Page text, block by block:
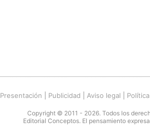
Presentación Publicidad Aviso legal
Copyright © 2011 - 2026. Todos los
Editorial Conceptos. El pensamiento